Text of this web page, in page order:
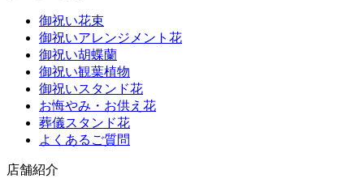
御祝い花束
御祝いアレンジメント花
御祝い胡蝶蘭
御祝い観葉植物
御祝いスタンド花
お悔やみ・お供え花
葬儀スタンド花
よくあるご質問
店舗紹介